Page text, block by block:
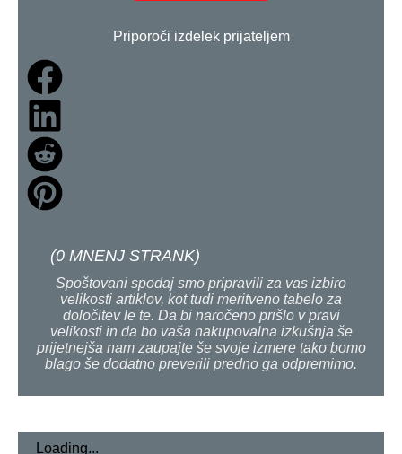
Priporoči izdelek prijateljem
(0 MNENJ STRANK)
Spoštovani spodaj smo pripravili za vas izbiro
velikosti artiklov, kot tudi meritveno tabelo za
določitev le te. Da bi naročeno prišlo v pravi
velikosti in da bo vaša nakupovalna izkušnja še
prijetnejša nam zaupajte še svoje izmere tako bomo
blago še dodatno preverili predno ga odpremimo.
Loading...